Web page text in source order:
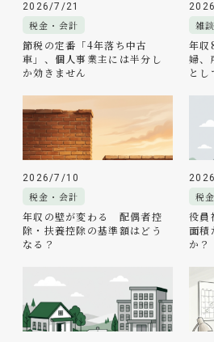
2026/7/21
税金・会計
節税の定番「4年落ち中古
車」、個人事業主には半分し
か効きません
雑談
年収
婦、
とし
2026/7/10
税金・会計
年収の壁が変わる 配偶者控
除・扶養控除の基準額はどう
なる？
税
役員
面積
か？